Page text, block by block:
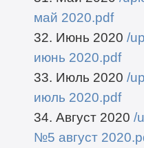
май 2020.pdf
32. Июнь 2020 /
июнь 2020.pdf
33. Июль 2020 /
июль 2020.pdf
34. Август 2020 /
№5 август